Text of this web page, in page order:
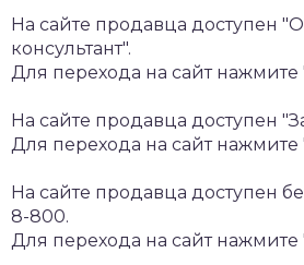
На сайте продавца доступен
консультант".
Для перехода на сайт нажмите
На сайте продавца доступен
Для перехода на сайт нажмите
На сайте продавца доступен
8-800.
Для перехода на сайт нажмите